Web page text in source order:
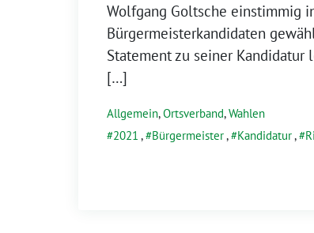
Wolfgang Goltsche einstimmig
Bürgermeisterkandidaten
Statement zu seiner Kandidatur
[…]
Allgemein,Ortsverband,Wahlen
2021 , Bürgermeister, Kandidatur,